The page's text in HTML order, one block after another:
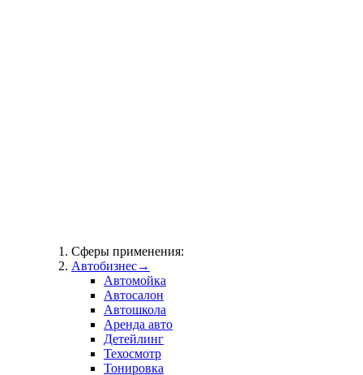
Сферы применения:
Автобизнес→
Автомойка
Автосалон
Автошкола
Аренда авто
Детейлинг
Техосмотр
Тонировка